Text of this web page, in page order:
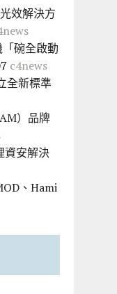
效解決方
碗全啟動
c4news
全新標準
）品牌
資安解決
、Hami